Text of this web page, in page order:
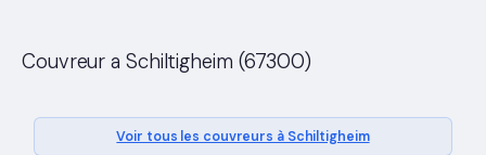
Couvreur a Schiltigheim (67300)
Voir tous les couvreurs à Schiltigheim